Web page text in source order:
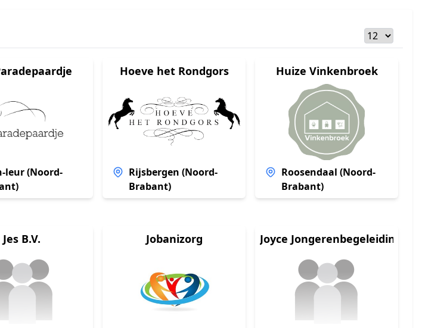
leur (Noord-
Hoeve het Rondgors
Rijsbergen (Noord-
Brabant)
Huize Vinkenbroek
Roosendaal (Noord-
Brabant)
Jes B.V. Jobanizorg Joyce Jongerenbegeleiding